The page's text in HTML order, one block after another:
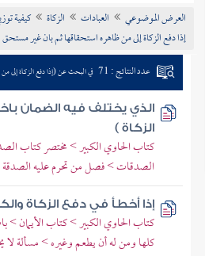
تراجم الأعلام
العرض الموضوعي العبادات الزكاة
كيفية
إذا دفع الزكاة إلى من ظاهره استحقاقها ثم بان غير مستحق
عدد النتائج : 71 في البحث عن (إذا دفع الزكاة إلى
الذي يختلف فيه الضمان
الزكاة )
كتاب الحاوي الكبير > مختصر كتاب
الصدقات > فصل من تحرم عليه الصدقة
إذا أخطأ في دفع الزكاة
كتاب الحاوي الكبير > كتاب الأيمان >
كلها ومن له أن يطعم وغيره > مسألة لا